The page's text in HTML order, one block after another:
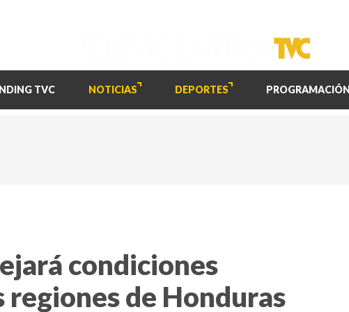
TVC NOTICIAS DEPORTES PROGRAMACIÓN
condiciones
regiones de Honduras